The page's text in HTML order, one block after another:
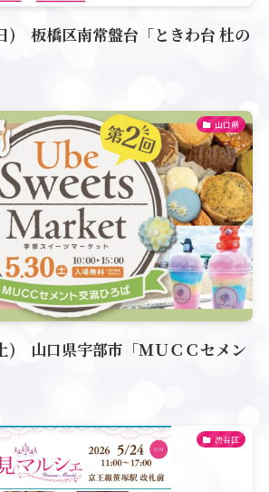
) 板橋区南常盤台「ときわ台 杜の
山口県
) 山口県宇部市「ＭＵＣＣセメン
渋谷区